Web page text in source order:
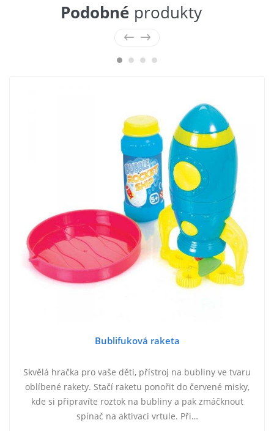
Podobné produkty
Bublifuková raketa
Skvělá hračka pro vaše děti, přístroj na bubliny ve tvaru
oblíbené rakety. Stačí raketu ponořit do červené misky,
kde si připravíte roztok na bubliny a pak zmáčknout
spínač na aktivaci vrtule. Při…